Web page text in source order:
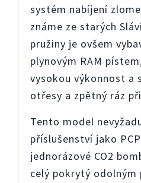
systém nabíjení
známe ze starých
pružiny je ovšem vyba
plynovým RAM pístem
vysokou výkonnost a s
otřesy a zpětný ráz
Tento model
příslušenství jako
jednorázové CO2
celý pokrytý odolným